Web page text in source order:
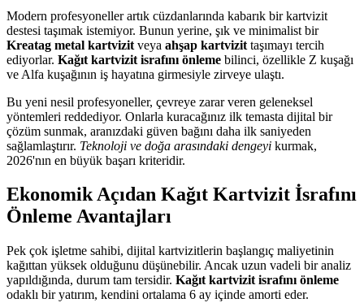
Modern profesyoneller artık cüzdanlarında kabarık bir kartvizit
destesi taşımak istemiyor. Bunun yerine, şık ve minimalist bir
Kreatag metal kartvizit veya ahşap kartvizit taşımayı tercih
ediyorlar. Kağıt kartvizit israfını önleme bilinci, özellikle Z kuşağı
ve Alfa kuşağının iş hayatına girmesiyle zirveye ulaştı.
Bu yeni nesil profesyoneller, çevreye zarar veren geleneksel
yöntemleri reddediyor. Onlarla kuracağınız ilk temasta dijital bir
çözüm sunmak, aranızdaki güven bağını daha ilk saniyeden
sağlamlaştırır. Teknoloji ve doğa arasındaki dengeyi kurmak,
2026'nın en büyük başarı kriteridir.
Ekonomik Açıdan Kağıt Kartvizit İsrafını
Önleme Avantajları
Pek çok işletme sahibi, dijital kartvizitlerin başlangıç maliyetinin
kağıttan yüksek olduğunu düşünebilir. Ancak uzun vadeli bir analiz
yapıldığında, durum tam tersidir. Kağıt kartvizit israfını önleme
odaklı bir yatırım, kendini ortalama 6 ay içinde amorti eder.